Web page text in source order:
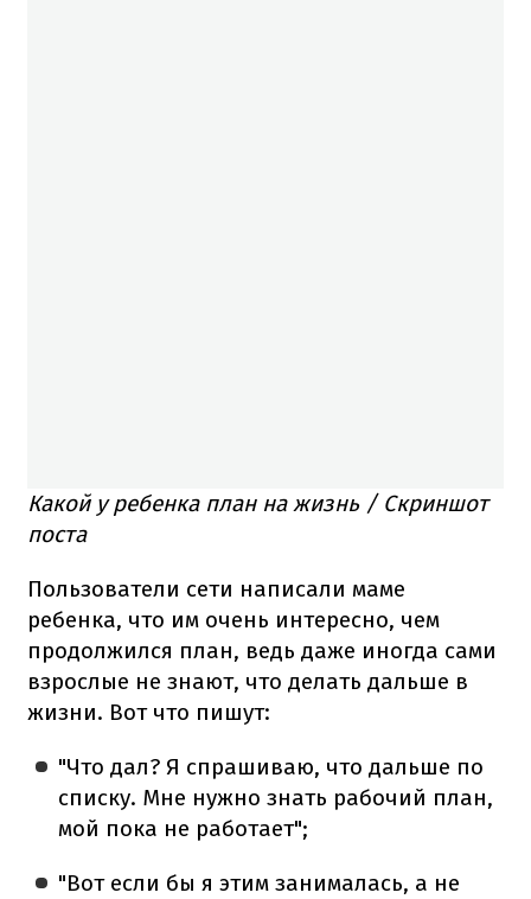
Какой у ребенка план на жизнь / Скриншот
поста
Пользователи сети написали маме
ребенка, что им очень интересно, чем
продолжился план, ведь даже иногда сами
взрослые не знают, что делать дальше в
жизни. Вот что пишут:
"Что дал? Я спрашиваю, что дальше по
списку. Мне нужно знать рабочий план,
мой пока не работает";
"Вот если бы я этим занималась, а не